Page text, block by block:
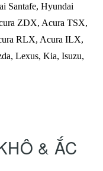
Santafe, Hyundai
ZDX, Acura TSX,
RLX, Acura ILX,
Lexus, Kia, Isuzu,
& ẮC